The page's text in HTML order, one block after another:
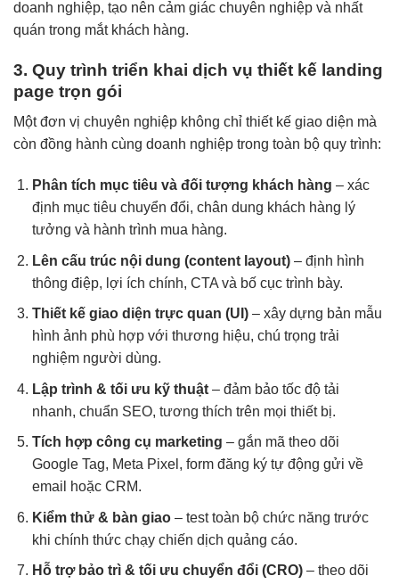
doanh nghiệp, tạo nên cảm giác chuyên nghiệp và nhất
quán trong mắt khách hàng.
3. Quy trình triển khai dịch vụ thiết kế landing
page trọn gói
Một đơn vị chuyên nghiệp không chỉ thiết kế giao diện mà
còn đồng hành cùng doanh nghiệp trong toàn bộ quy trình:
Phân tích mục tiêu và đối tượng khách hàng – xác
định mục tiêu chuyển đổi, chân dung khách hàng lý
tưởng và hành trình mua hàng.
Lên cấu trúc nội dung (content layout)– định hình
thông điệp, lợi ích chính, CTA và bố cục trình bày.
Thiết kế giao diện trực quan (UI)– xây dựng bản mẫu
hình ảnh phù hợp với thương hiệu, chú trọng trải
nghiệm người dùng.
Lập trình & tối ưu kỹ thuật– đảm bảo tốc độ tải
nhanh, chuẩn SEO, tương thích trên mọi thiết bị.
Tích hợp công cụ marketing – gắn mã theo dõi
Google Tag, Meta Pixel, form đăng ký tự động gửi về
email hoặc CRM.
Kiểm thử & bàn giao– test toàn bộ chức năng trước
khi chính thức chạy chiến dịch quảng cáo.
Hỗ trợ bảo trì & tối ưu chuyển đổi (CRO)– theo dõi